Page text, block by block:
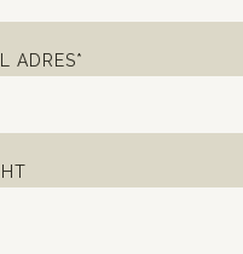
ADRES*